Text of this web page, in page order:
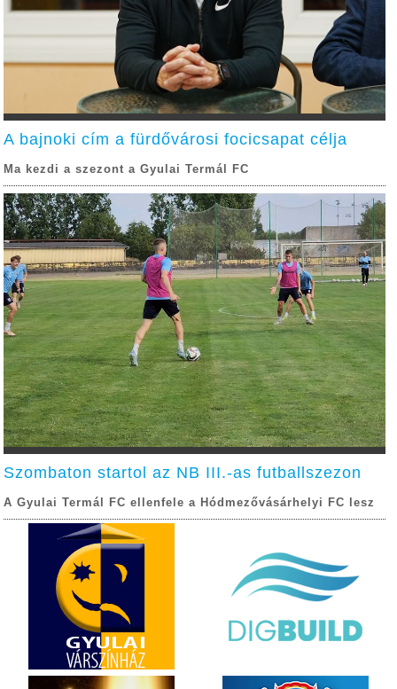
A bajnoki cím a fürdővárosi focicsapat célja
Ma kezdi a szezont a Gyulai Termál FC
Szombaton startol az NB III.-as futballszezon
A Gyulai Termál FC ellenfele a Hódmezővásárhelyi FC lesz